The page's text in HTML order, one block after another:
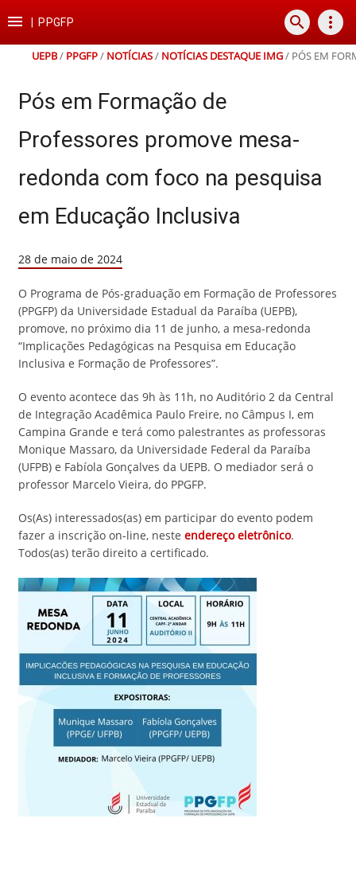
para
conteúdo
para
para
para
rodapé
 PPGFP search more_vert
UEPB/ PPGFP/ NOTÍCIAS/ NOTÍCIAS DESTAQUE IMG/ PÓS EM
Pós em Formação de
Professores promove mesa-
redonda com foco na pesquisa
em Educação Inclusiva
28 de maio de 2024
O Programa de Pós-graduação em Formação de Professores
(PPGFP) da Universidade Estadual da Paraíba (UEPB),
promove, no próximo dia 11 de junho, a mesa-redonda
“Implicações Pedagógicas na Pesquisa em Educação
Inclusiva e Formação de Professores”.
O evento acontece das 9h às 11h, no Auditório 2 da Central
de Integração Acadêmica Paulo Freire, no Câmpus I, em
Campina Grande e terá como palestrantes as professoras
Monique Massaro, da Universidade Federal da Paraíba
(UFPB) e Fabíola Gonçalves da UEPB. O mediador será o
professor Marcelo Vieira, do PPGFP.
Os(As) interessados(as) em participar do evento podem
fazer a inscrição on-line, neste endereço eletrônico.
Todos(as) terão direito a certificado.